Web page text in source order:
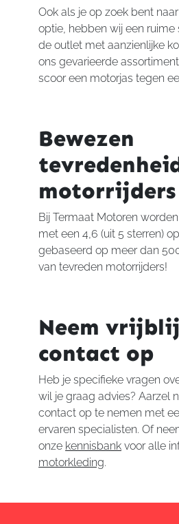
Ook als je op zoek bent
optie, hebben wij een ruime
de outlet met aanzienlijke
ons gevarieerde
scoor een motorjas tegen
Bewezen
motorrijders
Bij Termaat Motoren
met een 4,6 (uit 5 sterren)
gebaseerd op meer dan
van tevreden motorrijders!
Neem
contact op
Heb je specifieke vragen
wil je graag advies? Aarzel
contact op te nemen met
ervaren specialisten. Of
onze kennisbank voor alle
motorkleding.